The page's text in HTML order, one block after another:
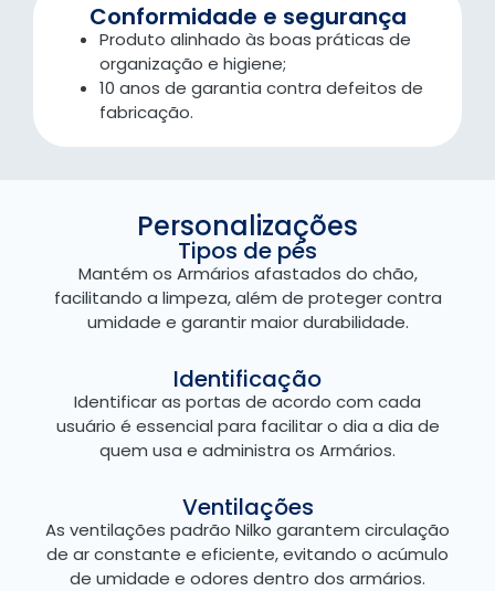
Conformidade e segurança
Produto alinhado às boas práticas de
organização e higiene;
10 anos de garantia contra defeitos de
fabricação.
Personalizações
Tipos de pés
Mantém os Armários afastados do chão,
facilitando a limpeza, além de proteger contra
umidade e garantir maior durabilidade.
Identificação
Identificar as portas de acordo com cada
usuário é essencial para facilitar o dia a dia de
quem usa e administra os Armários.
Ventilações
As ventilações padrão Nilko garantem circulação
de ar constante e eficiente, evitando o acúmulo
de umidade e odores dentro dos armários.